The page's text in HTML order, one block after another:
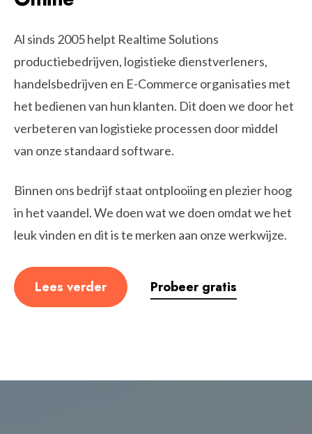
Al sinds 2005 helpt Realtime Solutions
productiebedrijven, logistieke dienstverleners,
handelsbedrijven en E-Commerce organisaties met
het bedienen van hun klanten. Dit doen we door het
verbeteren van logistieke processen door middel
van onze standaard software.
Binnen ons bedrijf staat ontplooiing en plezier hoog
in het vaandel. We doen wat we doen omdat we het
leuk vinden en dit is te merken aan onze werkwijze.
Lees verder Probeer gratis